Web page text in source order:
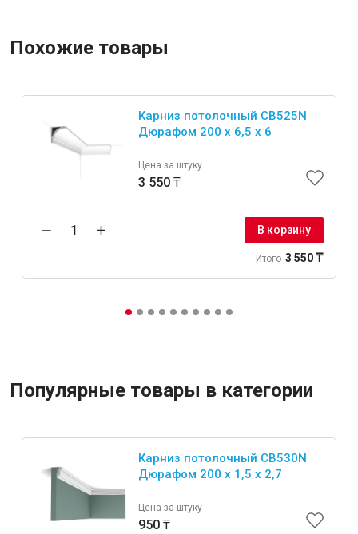
Похожие товары
Карниз потолочный CB525N
Дюрафом 200 х 6,5 х 6
Цена за штуку
3 550 ₸
В корзину
Итого 3 550 ₸
Популярные товары в категории
Карниз потолочный CB530N
Дюрафом 200 x 1,5 x 2,7
Цена за штуку
950 ₸